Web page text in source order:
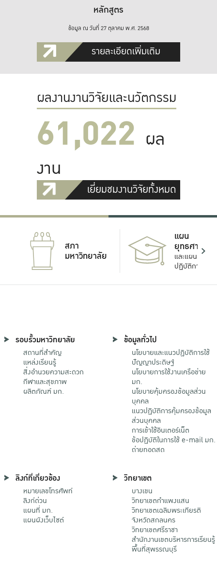
หลักสูตร
ข้อมูล ณ วันที่ 27 ตุลาคม พ.ศ. 2568
รายละเอียดเพิ่มเติม
ผลงานงานวิจัยและนวัตกรรม
61,022 ผล
งาน
เยี่ยมชมงานวิจัยทั้งหมด
สภา
มหาวิทยาลัย
แผน
ยุทธศาสตร์
และแผน
ปฏิบัติการ
รอบรั้วมหาวิทยาลัย
สถานที่สำคัญ
แหล่งเรียนรู้
สิ่งอำนวยความสะดวก
กีฬาและสุขภาพ
ผลิตภัณฑ์ มก.
ข้อมูลทั่วไป
นโยบายและแนวปฏิบัติการใช้
ปัญญาประดิษฐ์
นโยบายการใช้งานเครือข่าย
มก.
นโยบายคุ้มครองข้อมูลส่วน
บุคคล
แนวปฏิบัติการคุ้มครองข้อมูล
ส่วนบุคคล
การเข้าใช้อินเตอร์เน็ต
ข้อปฏิบัติในการใช้ e-mail มก.
ถ่ายทอดสด
ลิงก์ที่เกี่ยวข้อง
หมายเลขโทรศัพท์
ลิงก์ด่วน
แผนที่ มก.
แผนผังเว็บไซต์
วิทยาเขต
บางเขน
วิทยาเขตกําแพงแสน
วิทยาเขตเฉลิมพระเกียรติ
จังหวัดสกลนคร
วิทยาเขตศรีราชา
สำนักงานเขตบริหารการเรียนรู้
พื้นที่สุพรรณบุรี